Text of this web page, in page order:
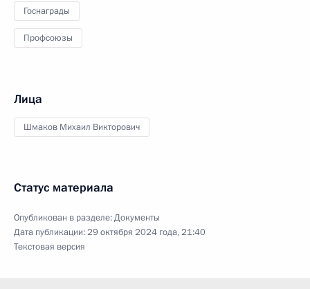
Госнаграды
Профсоюзы
Лица
Шмаков Михаил Викторович
Статус материала
Опубликован в разделе:Документы
Дата публикации:29 октября 2024 года, 21:40
Текстовая версия